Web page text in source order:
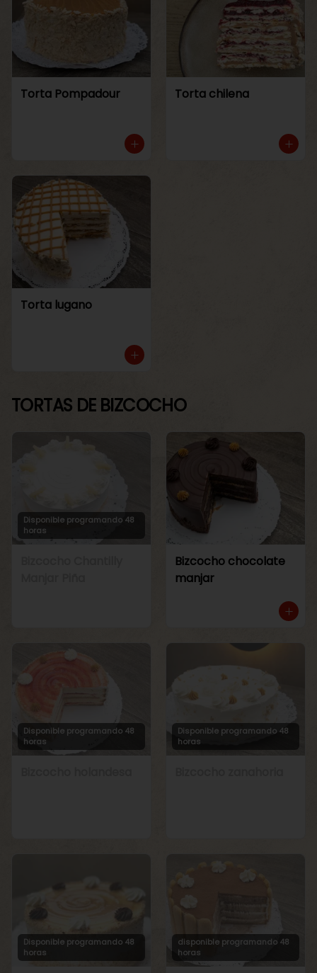
Torta Pompadour Torta chilena
Torta lugano
TORTAS DE BIZCOCHO
Disponible programando 48
horas
Bizcocho chocolate
manjar
Disponible programando 48
horas
Disponible programando 48
horas
Disponible programando 48
horas
disponible programando 48
horas